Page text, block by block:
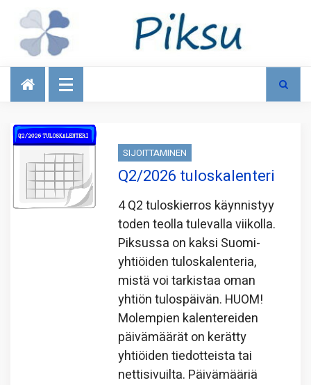
Talous
SIJOITTAMINEN
Q2/2026 tuloskalenteri
4 Q2 tuloskierros käynnistyy
toden teolla tulevalla viikolla.
Piksussa on kaksi Suomi-
yhtiöiden tuloskalenteria,
mistä voi tarkistaa oman
yhtiön tulospäivän. HUOM!
Molempien kalentereiden
päivämäärät on kerätty
yhtiöiden tiedotteista tai
nettisivuilta. Päivämääriä